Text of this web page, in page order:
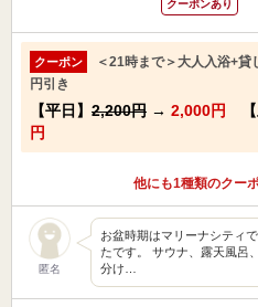
クーポンあり
クーポン
＜21時まで＞大人入浴+
円引き
【平日】 2,200円 → 2,000円 【
円
他にも1種類のクー
匿名
お盆時期はマリーナシティ
たです。 サウナ、露天風呂
分け…